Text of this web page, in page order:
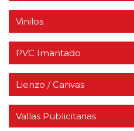
Vinilos
PVC Imantado
Lienzo / Canvas
Vallas Publicitarias